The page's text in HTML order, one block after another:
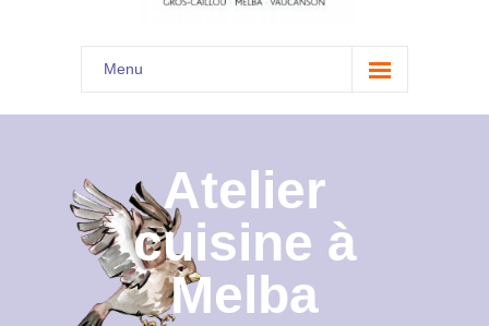
Menu
Accueil
Présentation
Documents
Les menus à venir
Atelier
cuisine à
Melba